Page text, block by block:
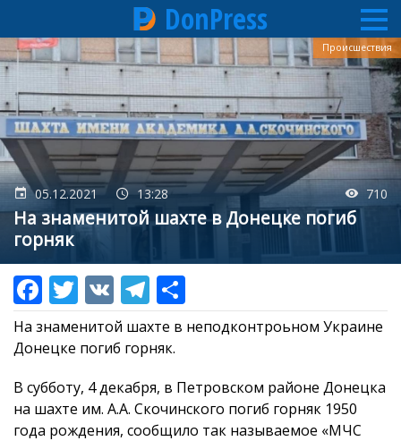
Перейти
к
основному
содержанию
DonPress
05.12.2021 13:28 710
На знаменитой шахте в Донецке погиб
горняк
Происшествия
На знаменитой шахте в неподконтроьном Украине
Донецке погиб горняк.
В субботу, 4 декабря, в Петровском районе Донецка
на шахте им. А.А. Скочинского погиб горняк 1950
года рождения, сообщило так называемое «МЧС